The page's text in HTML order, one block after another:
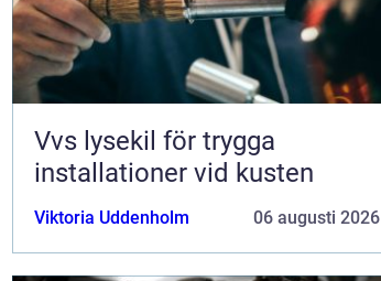
Vvs lysekil för trygga
installationer vid kusten
Viktoria Uddenholm 06 augusti 2026